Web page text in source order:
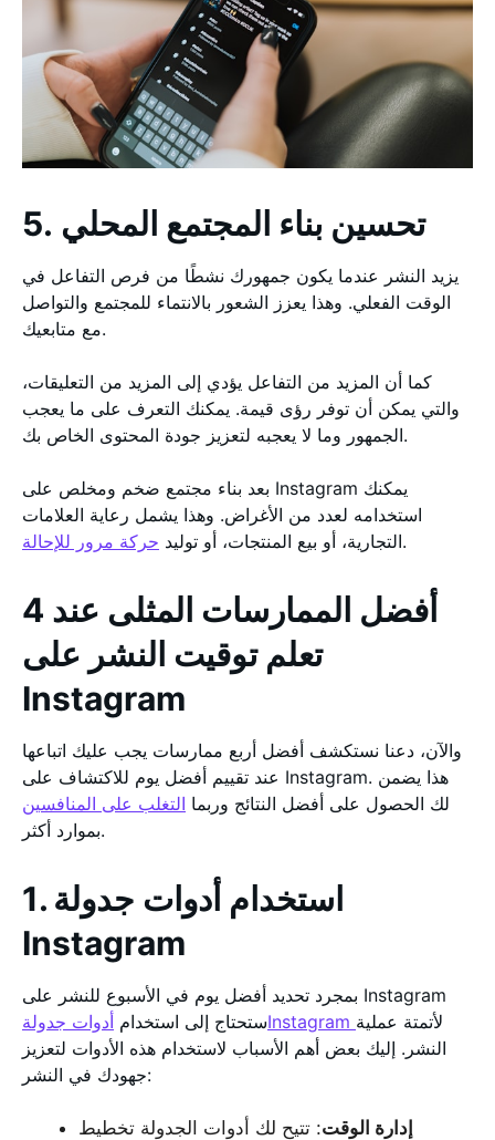
5. تحسين بناء المجتمع المحلي
يزيد النشر عندما يكون جمهورك نشطًا من فرص التفاعل في
الوقت الفعلي. وهذا يعزز الشعور بالانتماء للمجتمع والتواصل
مع متابعيك.
كما أن المزيد من التفاعل يؤدي إلى المزيد من التعليقات،
والتي يمكن أن توفر رؤى قيمة. يمكنك التعرف على ما يعجب
الجمهور وما لا يعجبه لتعزيز جودة المحتوى الخاص بك.
بعد بناء مجتمع ضخم ومخلص على Instagram يمكنك
استخدامه لعدد من الأغراض. وهذا يشمل رعاية العلامات
التجارية، أو بيع المنتجات، أو توليد حركة مرور للإحالة .
4 أفضل الممارسات المثلى عند
تعلم توقيت النشر على
Instagram
والآن، دعنا نستكشف أفضل أربع ممارسات يجب عليك اتباعها
عند تقييم أفضل يوم للاكتشاف على Instagram. هذا يضمن
لك الحصول على أفضل النتائج وربما التغلب على المنافسين
بموارد أكثر.
1. استخدام أدوات جدولة
Instagram
بمجرد تحديد أفضل يوم في الأسبوع للنشر على Instagram
ستحتاج إلى استخدامأدوات جدولةInstagram لأتمتة عملية
النشر. إليك بعض أهم الأسباب لاستخدام هذه الأدوات لتعزيز
جهودك في النشر:
إدارة الوقت: تتيح لك أدوات الجدولة تخطيط